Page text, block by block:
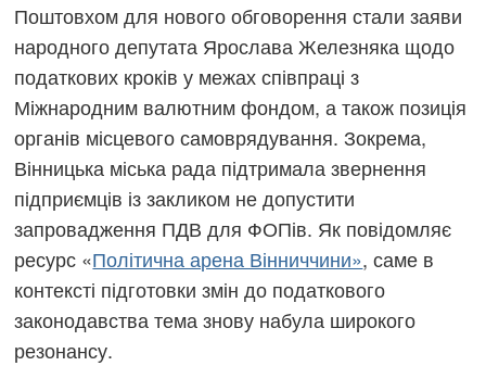
Поштовхом для нового обговорення стали заяви
народного депутата Ярослава Железняка щодо
податкових кроків у межах співпраці з
Міжнародним валютним фондом, а також позиція
органів місцевого самоврядування. Зокрема,
Вінницька міська рада підтримала звернення
підприємців із закликом не допустити
запровадження ПДВ для ФОПів. Як повідомляє
ресурс «Політична арена Вінниччини», саме в
контексті підготовки змін до податкового
законодавства тема знову набула широкого
резонансу.